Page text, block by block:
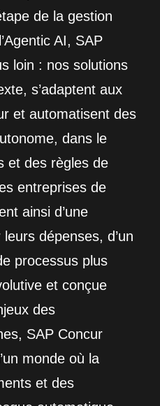
de la gestion
AI, SAP
loin : nos solutions
s’adaptent aux
et automatisent des
dans le
et des règles de
entreprises de
ainsi d’une
dépenses, d’un
processus plus
et conçue
des
SAP Concur
monde où la
et des